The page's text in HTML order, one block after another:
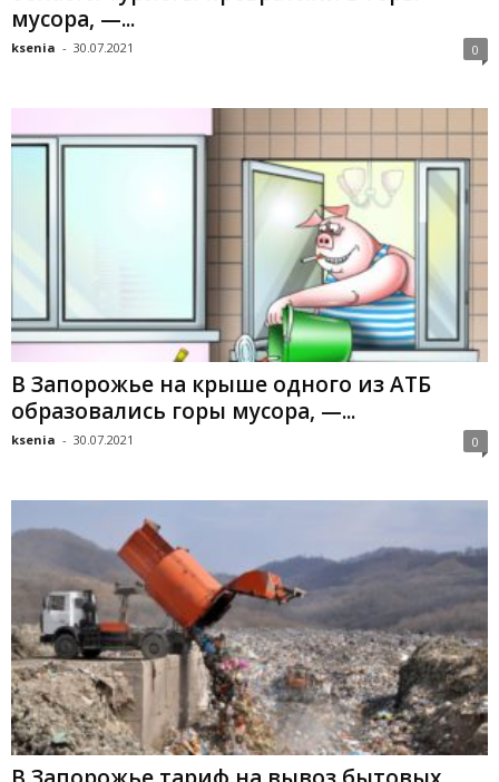
мусора, —...
ksenia - 30.07.2021 0
В Запорожье на крыше одного из АТБ
образовались горы мусора, —...
ksenia - 30.07.2021 0